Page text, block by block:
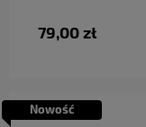
79,00 zł
Nowość